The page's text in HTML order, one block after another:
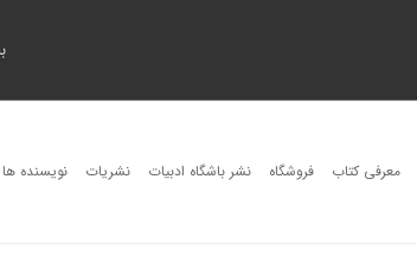
معرفی کتاب فروشگاه نشر باشگاه ادبیات نشریات نویسنده ها